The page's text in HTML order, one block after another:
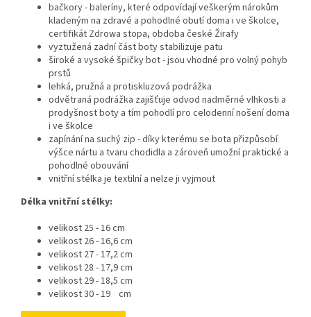
bačkory - baleríny, které odpovídají veškerým nárokům
kladeným na zdravé a pohodlné obutí doma i ve školce,
certifikát Zdrowa stopa, obdoba české Žirafy
vyztužená zadní část boty stabilizuje patu
široké a vysoké špičky bot - jsou vhodné pro volný pohyb
prstů
lehká, pružná a protiskluzová podrážka
odvětraná podrážka zajišťuje odvod nadměrné vlhkosti a
prodyšnost boty a tím pohodlí pro celodenní nošení doma
i ve školce
zapínání na suchý zip - díky kterému se bota přizpůsobí
výšce nártu a tvaru chodidla a zároveň umožní praktické a
pohodlné obouvání
vnitřní stélka je textilní a nelze ji vyjmout
Délka vnitřní stélky:
velikost 25 - 16 cm
velikost 26 - 16,6 cm
velikost 27 - 17,2 cm
velikost 28 - 17,9 cm
velikost 29 - 18,5 cm
velikost 30 - 19 cm